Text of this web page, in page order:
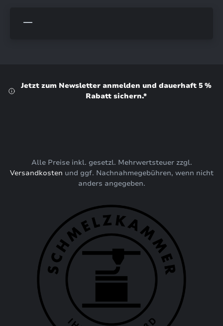
Jetzt zum Newsletter anmelden und dauerhaft 5 %
Rabatt sichern.*
Alle Preise inkl. gesetzl. Mehrwertsteuer zzgl.
Versandkosten und ggf. Nachnahmegebühren, wenn nicht
anders angegeben.